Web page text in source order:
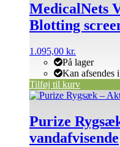
MedicalNets
Blotting
1.095,00 kr.
På lager
Kan afsendes
Tilføj til kurv
Purize
vandafvisende